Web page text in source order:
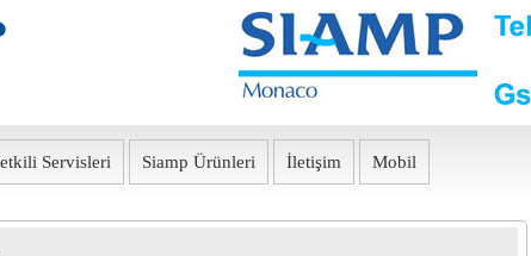
Servisleri Siamp Ürünleri İletişim Mobil